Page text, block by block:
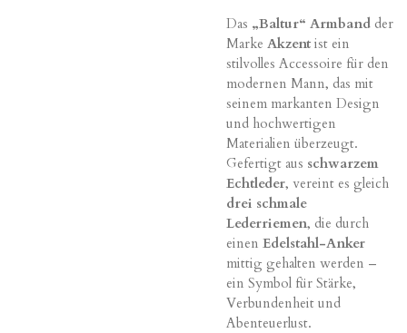
Das „Baltur“ Armband der
Marke Akzent ist ein
stilvolles Accessoire für den
modernen Mann, das mit
seinem markanten Design
und hochwertigen
Materialien überzeugt.
Gefertigt aus schwarzem
Echtleder, vereint es gleich
drei schmale
Lederriemen, die durch
einen Edelstahl-Anker
mittig gehalten werden –
ein Symbol für Stärke,
Verbundenheit und
Abenteuerlust.